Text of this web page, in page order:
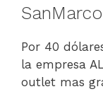
Por 40
la empresa
outlet mas